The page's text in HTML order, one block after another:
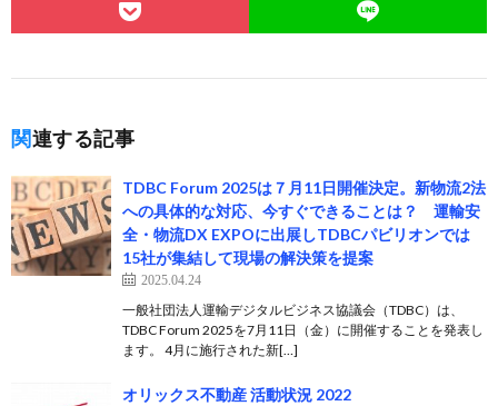
関連する記事
TDBC Forum 2025は７月11日開催決定。新物流2法
への具体的な対応、今すぐできることは？ 運輸安
全・物流DX EXPOに出展しTDBCパビリオンでは
15社が集結して現場の解決策を提案
2025.04.24
一般社団法人運輸デジタルビジネス協議会（TDBC）は、
TDBC Forum 2025を7月11日（金）に開催することを発表し
ます。 4月に施行された新[…]
オリックス不動産 活動状況 2022